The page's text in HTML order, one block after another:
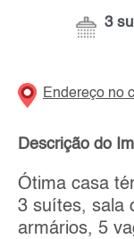
3
Endereço no
Descrição do
Ótima casa
3 suítes, sala
armários, 5